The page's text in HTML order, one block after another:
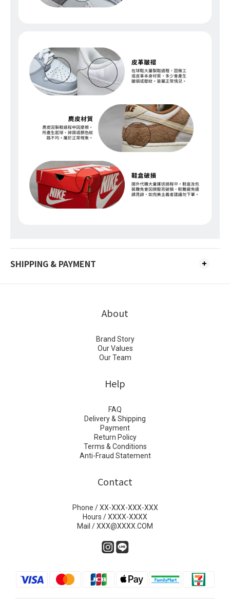
SHIPPING & PAYMENT
About
Brand Story
Our Values
Our Team
Help
FAQ
Delivery & Shipping
Payment
Return Policy
Terms & Conditions
Anti-Fraud Statement
Contact
Phone / XX-XXX-XXX-XXX
Hours / XXXX-XXXX
Mail / XXX@XXXX.COM